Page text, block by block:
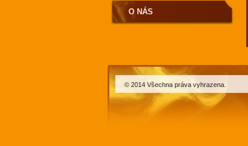
O NÁS
© 2014 Všechna práva vyhrazena.